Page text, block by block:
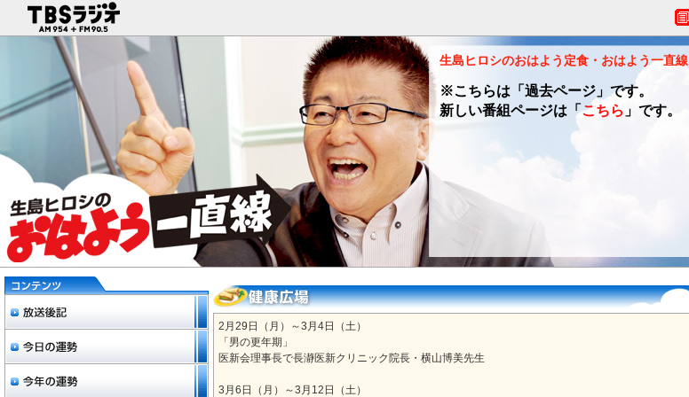
生島ヒロシのおはよう定食・おはよう一直線
※こちらは「過去ページ」です。
新しい番組ページは「こちら 」です。
2月29日（月）～3月4日（土）
「男の更年期」
医新会理事長で長瀞医新クリニック院長・横山博美先生
3月6日（月）～3月12日（土）